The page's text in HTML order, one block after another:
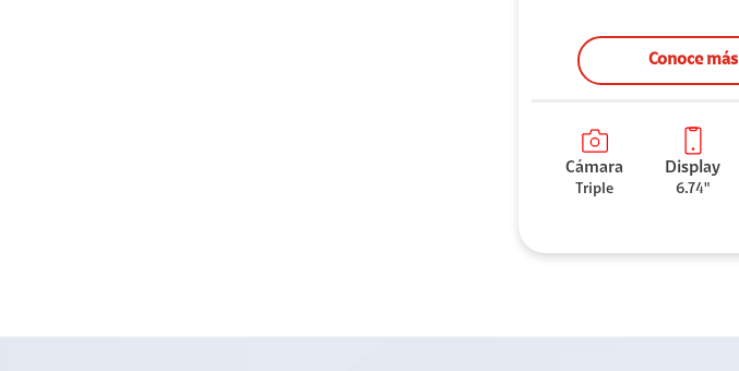
Conoce más
Cámara
Triple
Display
6.74"